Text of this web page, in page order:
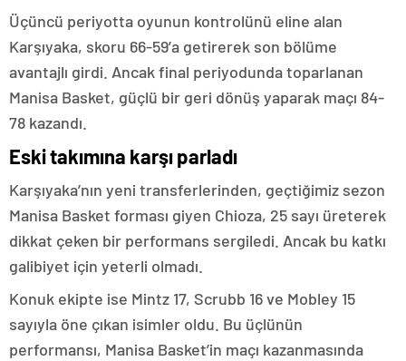
Üçüncü periyotta oyunun kontrolünü eline alan
Karşıyaka, skoru 66-59’a getirerek son bölüme
avantajlı girdi. Ancak final periyodunda toparlanan
Manisa Basket, güçlü bir geri dönüş yaparak maçı 84-
78 kazandı.
Eski takımına karşı parladı
Karşıyaka’nın yeni transferlerinden, geçtiğimiz sezon
Manisa Basket forması giyen Chioza, 25 sayı üreterek
dikkat çeken bir performans sergiledi. Ancak bu katkı
galibiyet için yeterli olmadı.
Konuk ekipte ise Mintz 17, Scrubb 16 ve Mobley 15
sayıyla öne çıkan isimler oldu. Bu üçlünün
performansı, Manisa Basket’in maçı kazanmasında